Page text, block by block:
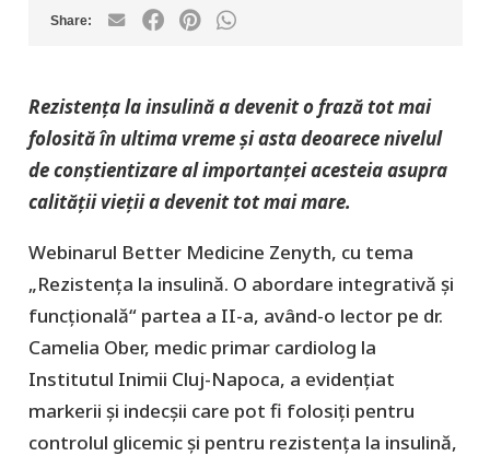
Rezistența la insulină a devenit o frază tot mai
folosită în ultima vreme și asta deoarece nivelul
de conștientizare al importanței acesteia asupra
calității vieții a devenit tot mai mare.
Webinarul Better Medicine Zenyth, cu tema
„Rezistența la insulină. O abordare integrativă și
funcțională“ partea a II-a, având-o lector pe dr.
Camelia Ober, medic primar cardiolog la
Institutul Inimii Cluj-Napoca, a evidențiat
markerii și indecșii care pot fi folosiți pentru
controlul glicemic și pentru rezistența la insulină,